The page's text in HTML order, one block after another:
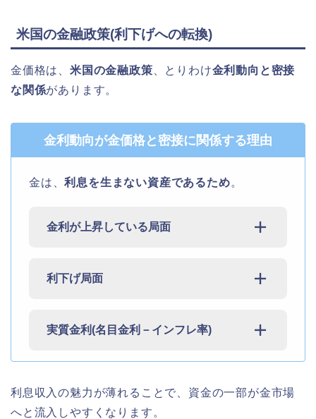
米国の金融政策(利下げへの転換)
金価格は、 米国の金融政策 、とりわけ金利動向と密接
な関係があります。
金利動向が金価格と密接に関係する理由
金は、利息を生まない資産であるため。
金利が上昇している局面
利下げ局面
実質金利(名目金利－インフレ率)
利息収入の魅力が薄れることで、資金の一部が金市場
へと流入しやすくなります。